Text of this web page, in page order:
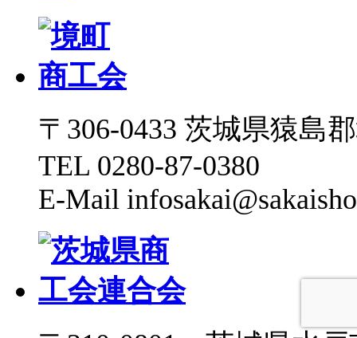
〒306-0433 茨城県猿島
TEL 0280-87-0380
E-Mail